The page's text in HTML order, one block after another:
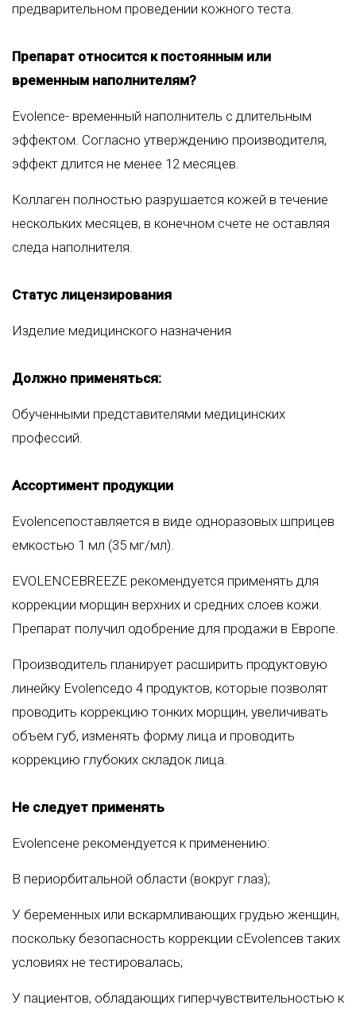
предварительном проведении кожного теста.
Препарат относится к постоянным или
временным наполнителям?
Evolence- временный наполнитель с длительным
эффектом. Согласно утверждению производителя,
эффект длится не менее 12 месяцев.
Коллаген полностью разрушается кожей в течение
нескольких месяцев, в конечном счете не оставляя
следа наполнителя.
Статус лицензирования
Изделие медицинского назначения
Должно применяться:
Обученными представителями медицинских
профессий.
Ассортимент продукции
Evolenceпоставляется в виде одноразовых шприцев
емкостью 1 мл (35 мг/мл).
EVOLENCEBREEZE рекомендуется применять для
коррекции морщин верхних и средних слоев кожи.
Препарат получил одобрение для продажи в Европе.
Производитель планирует расширить продуктовую
линейку Evolenceдо 4 продуктов, которые позволят
проводить коррекцию тонких морщин, увеличивать
объем губ, изменять форму лица и проводить
коррекцию глубоких складок лица.
Не следует применять
Evolenceне рекомендуется к применению:
В периорбитальной области (вокруг глаз);
У беременных или вскармливающих грудью женщин,
поскольку безопасность коррекции сEvolenceв таких
условиях не тестировалась;
У пациентов, обладающих гиперчувствительностью к